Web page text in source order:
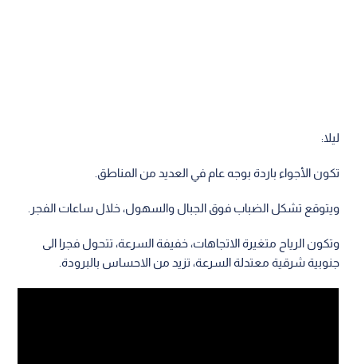
ليلا:
تكون الأجواء باردة بوجه عام في العديد من المناطق.
ويتوقع تشكل الضباب فوق الجبال والسهول، خلال ساعات الفجر.
وتكون الرياح متغيرة الاتجاهات، خفيفة السرعة، تتحول فجرا الى
جنوبية شرقية معتدلة السرعة، تزيد من الاحساس بالبرودة.